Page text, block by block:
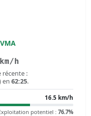
km/h
récente :
en 62:25.
16.5 km/h
potentiel : 76.7%